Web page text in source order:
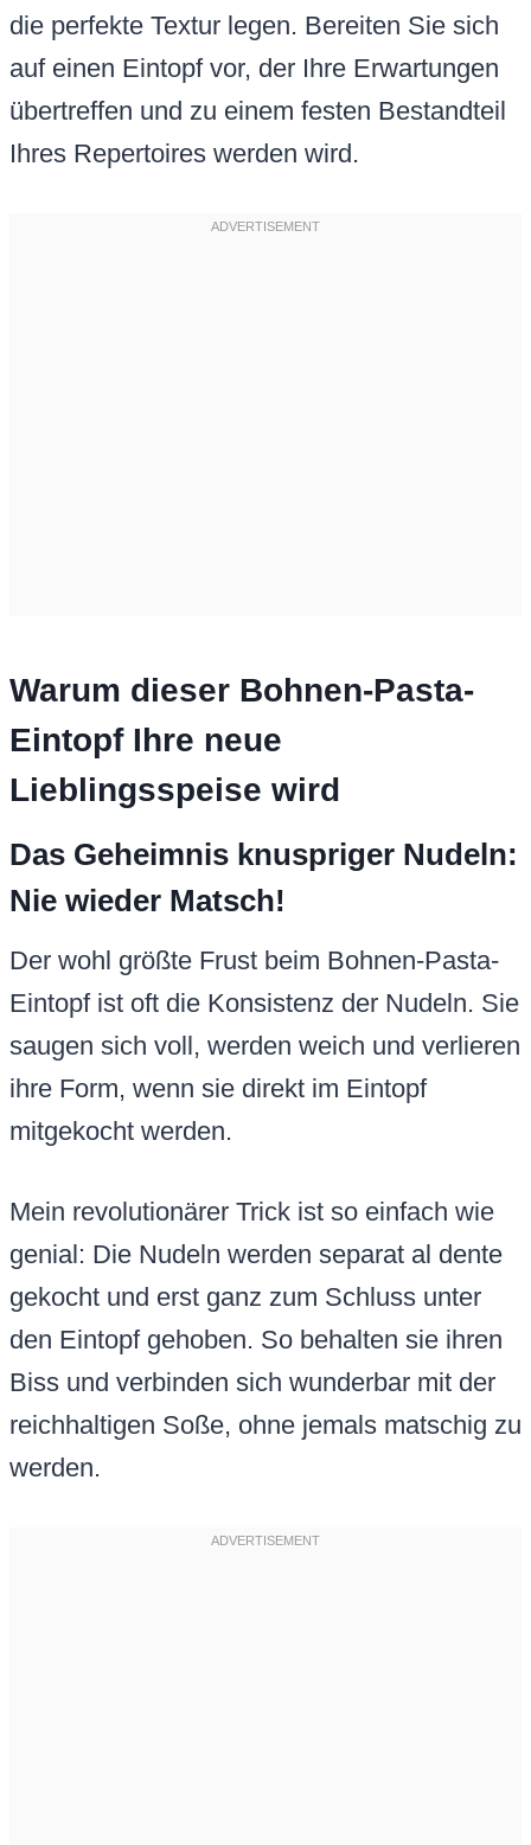
die perfekte Textur legen. Bereiten Sie sich
auf einen Eintopf vor, der Ihre Erwartungen
übertreffen und zu einem festen Bestandteil
Ihres Repertoires werden wird.
Warum dieser Bohnen-Pasta-
Eintopf Ihre neue
Lieblingsspeise wird
Das Geheimnis knuspriger Nudeln:
Nie wieder Matsch!
Der wohl größte Frust beim Bohnen-Pasta-
Eintopf ist oft die Konsistenz der Nudeln. Sie
saugen sich voll, werden weich und verlieren
ihre Form, wenn sie direkt im Eintopf
mitgekocht werden.
Mein revolutionärer Trick ist so einfach wie
genial: Die Nudeln werden separat al dente
gekocht und erst ganz zum Schluss unter
den Eintopf gehoben. So behalten sie ihren
Biss und verbinden sich wunderbar mit der
reichhaltigen Soße, ohne jemals matschig zu
werden.